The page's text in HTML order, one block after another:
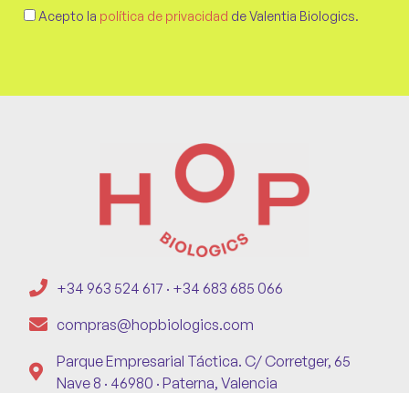
Acepto la política de privacidad de Valentia Biologics.
+34 963 524 617 · +34 683 685 066
compras@hopbiologics.com
Parque Empresarial Táctica. C/ Corretger, 65
Nave 8 · 46980 · Paterna, Valencia